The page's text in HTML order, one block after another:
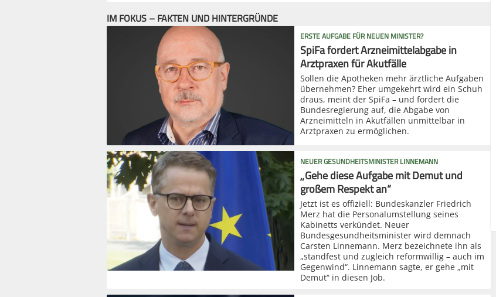
IM FOKUS – FAKTEN UND HINTERGRÜNDE
ERSTE AUFGABE FÜR NEUEN MINISTER?
SpiFa fordert Arzneimittelabgabe in
Arztpraxen für Akutfälle
Sollen die Apotheken mehr ärztliche Aufgaben
übernehmen? Eher umgekehrt wird ein Schuh
draus, meint der SpiFa – und fordert die
Bundesregierung auf, die Abgabe von
Arzneimitteln in Akutfällen unmittelbar in
Arztpraxen zu ermöglichen.
NEUER GESUNDHEITSMINISTER LINNEMANN
„Gehe diese Aufgabe mit Demut und
großem Respekt an“
Jetzt ist es offiziell: Bundeskanzler Friedrich
Merz hat die Personalumstellung seines
Kabinetts verkündet. Neuer
Bundesgesundheitsminister wird demnach
Carsten Linnemann. Merz bezeichnete ihn als
„standfest und zugleich reformwillig – auch im
Gegenwind“. Linnemann sagte, er gehe „mit
Demut“ in diesen Job.